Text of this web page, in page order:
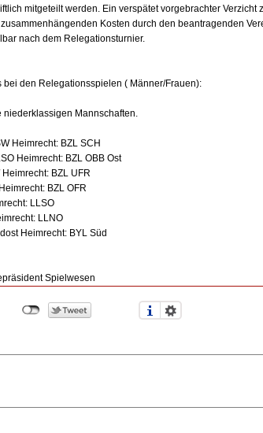
mitgeteilt werden. Ein verspätet vorgebrachter Verzicht
Kosten durch den beantragenden
nach dem Relegationsturnier.
bei den Relegationsspielen ( Männer/Frauen):
niederklassigen Mannschaften.
Heimrecht: BZL SCH
Heimrecht: BZL OBB Ost
BZL UFR
BZL OFR
LLSO
LLNO
Heimrecht: BYL Süd
Spielwesen